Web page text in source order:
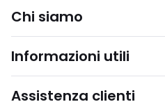
Chi siamo
Informazioni utili
Assistenza clienti